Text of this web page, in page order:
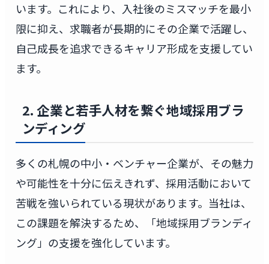
います。これにより、入社後のミスマッチを最小
限に抑え、求職者が長期的にその企業で活躍し、
自己成長を追求できるキャリア形成を支援してい
ます。
2. 企業と若手人材を繋ぐ地域採用ブラ
ンディング
多くの札幌の中小・ベンチャー企業が、その魅力
や可能性を十分に伝えきれず、採用活動において
苦戦を強いられている現状があります。当社は、
この課題を解決するため、「地域採用ブランディ
ング」の支援を強化しています。